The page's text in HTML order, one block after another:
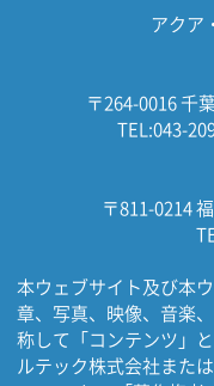
アクア
〒264-0016 千
TEL:043-
〒811-0214
本ウェブサイト及び本
章、写真、映像、音楽
称して「コンテンツ」
ルテック株式会社また